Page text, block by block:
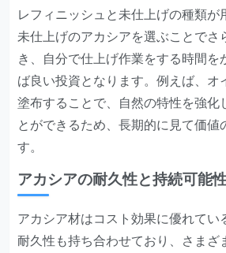
レフィニッシュと未仕上げの種類が
未仕上げのアカシアを選ぶことでさ
き、自分で仕上げ作業をする時間を
ば良い投資となります。例えば、オ
塗布することで、自然の特性を強化
とができるため、長期的に見て価値
す。
アカシアの耐久性と持続可能
アカシア材はコスト効果に優れてい
耐久性も持ち合わせており、さまざ